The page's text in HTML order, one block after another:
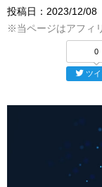
投稿日： 2023/12/08
※当ページはアフィ
0
ツ